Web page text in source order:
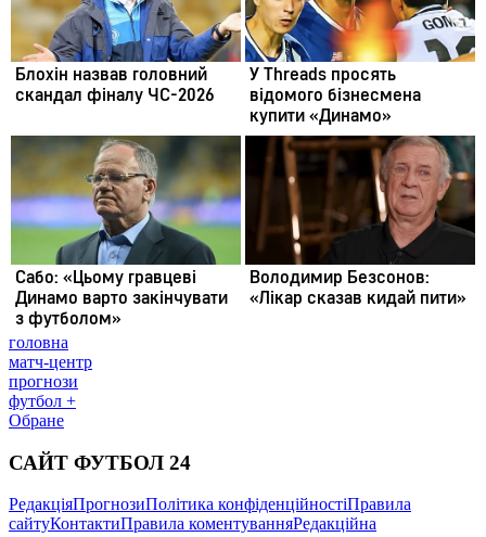
головна
матч-центр
прогнози
футбол +
Обране
САЙТ ФУТБОЛ 24
РедакціяПрогнозиПолітика конфіденційностіПравила
сайтуКонтактиПравила коментуванняРедакційна